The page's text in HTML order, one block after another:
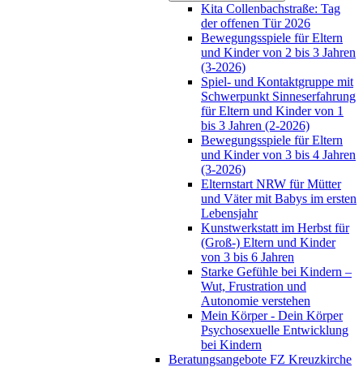
Kita Collenbachstraße: Tag
der offenen Tür 2026
Bewegungsspiele für Eltern
und Kinder von 2 bis 3 Jahren
(3-2026)
Spiel- und Kontaktgruppe mit
Schwerpunkt Sinneserfahrung
für Eltern und Kinder von 1
bis 3 Jahren (2-2026)
Bewegungsspiele für Eltern
und Kinder von 3 bis 4 Jahren
(3-2026)
Elternstart NRW für Mütter
und Väter mit Babys im ersten
Lebensjahr
Kunstwerkstatt im Herbst für
(Groß-) Eltern und Kinder
von 3 bis 6 Jahren
Starke Gefühle bei Kindern –
Wut, Frustration und
Autonomie verstehen
Mein Körper - Dein Körper
Psychosexuelle Entwicklung
bei Kindern
Beratungsangebote FZ Kreuzkirche